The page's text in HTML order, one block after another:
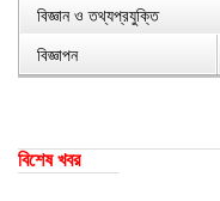
বিজ্ঞান ও তথ্যপ্রযুক্তি
বিজ্ঞাপন
বিশেষ খবর